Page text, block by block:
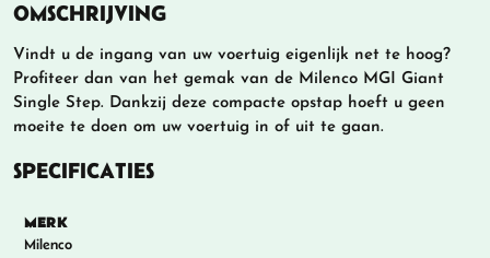
OMSCHRIJVING
Vindt u de ingang van uw voertuig eigenlijk net te hoog?
Profiteer dan van het gemak van de Milenco MGI Giant
Single Step. Dankzij deze compacte opstap hoeft u geen
moeite te doen om uw voertuig in of uit te gaan.
SPECIFICATIES
MERK
Milenco